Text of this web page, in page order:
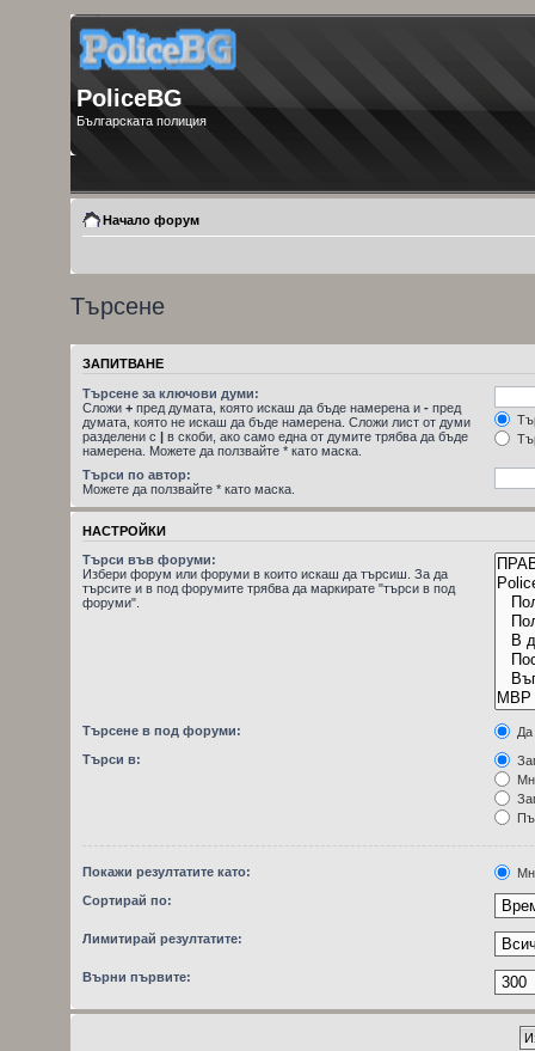
PoliceBG
Българската полиция
Начало форум
Търсене
ЗАПИТВАНЕ
Търсене за ключови думи:
Сложи + пред думата, която искаш да бъде намерена и - пред
думата, която не искаш да бъде намерена. Сложи лист от думи
разделени с | в скоби, ако само една от думите трябва да бъде
намерена. Можете да ползвайте * като маска.
Търси по автор:
Можете да ползвайте * като маска.
НАСТРОЙКИ
Търси във форуми:
Избери форум или форуми в които искаш да търсиш. За да
търсите и в под форумите трябва да маркирате "търси в под
форуми".
Търсене в под форуми:
Да
Търси в:
Покажи резултатите като:
Сортирай по:
Лимитирай резултатите:
Върни първите: